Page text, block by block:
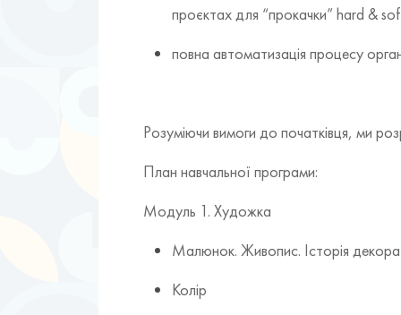
проєктах для “прокачки” hard &
повна автоматизація процесу
Розуміючи вимоги до початківця, ми
План навчальної програми:
Модуль 1. Художка
Малюнок. Живопис. Історія
Колір